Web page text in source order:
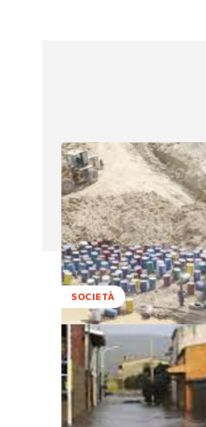
SOCIETÀ